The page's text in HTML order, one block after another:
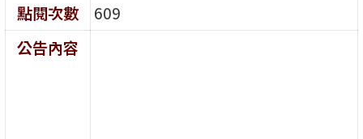
點閱次數
609
公告內容